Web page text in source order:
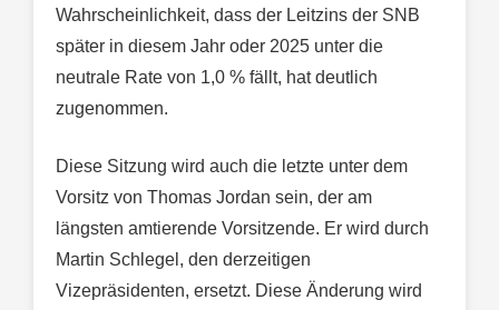
Wahrscheinlichkeit, dass der Leitzins der SNB
später in diesem Jahr oder 2025 unter die
neutrale Rate von 1,0 % fällt, hat deutlich
zugenommen.
Diese Sitzung wird auch die letzte unter dem
Vorsitz von Thomas Jordan sein, der am
längsten amtierende Vorsitzende. Er wird durch
Martin Schlegel, den derzeitigen
Vizepräsidenten, ersetzt. Diese Änderung wird